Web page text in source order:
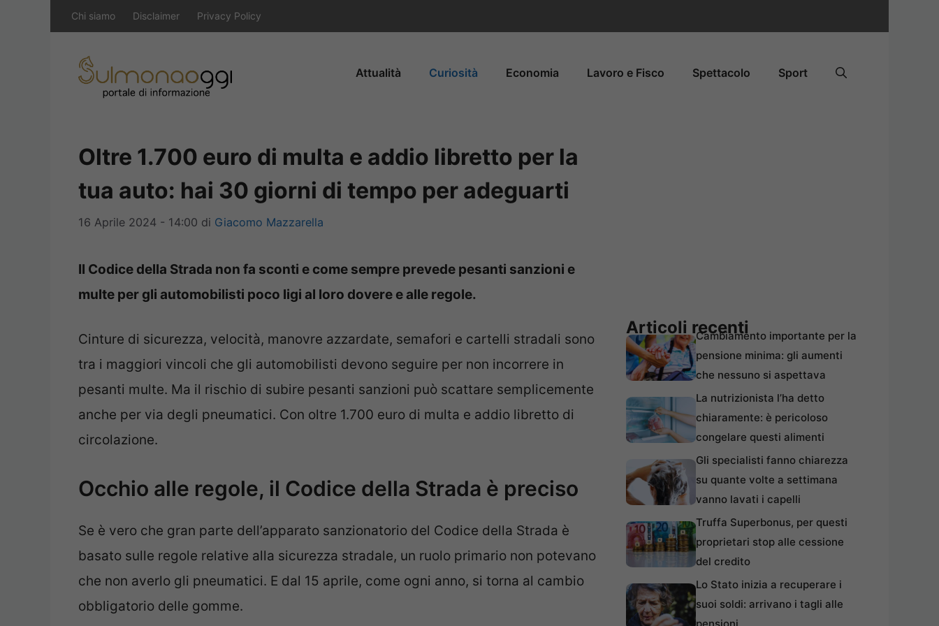
Chi siamo Disclaimer Privacy Policy
Attualità Curiosità Economia Lavoro e Fisco Spettacolo Sport
Oltre 1.700 euro di multa e addio libretto per la
tua auto: hai 30 giorni di tempo per adeguarti
16 Aprile 2024 - 14:00 di Giacomo Mazzarella
Il Codice della Strada non fa sconti e come sempre prevede pesanti sanzioni e
multe per gli automobilisti poco ligi al loro dovere e alle regole.
Cinture di sicurezza, velocità, manovre azzardate, semafori e cartelli stradali sono
tra i maggiori vincoli che gli automobilisti devono seguire per non incorrere in
pesanti multe. Ma il rischio di subire pesanti sanzioni può scattare semplicemente
anche per via degli pneumatici. Con oltre 1.700 euro di multa e addio libretto di
circolazione.
Occhio alle regole, il Codice della Strada è preciso
Se è vero che gran parte dell’apparato sanzionatorio del Codice della Strada è
basato sulle regole relative alla sicurezza stradale, un ruolo primario non potevano
che non averlo gli pneumatici. E dal 15 aprile, come ogni anno, si torna al cambio
obbligatorio delle gomme.
Articoli recentiCambiamento importante per la
pensione minima: gli aumenti
che nessuno si aspettava
La nutrizionista l’ha detto
chiaramente: è pericoloso
congelare questi alimenti
Gli specialisti fanno chiarezza
su quante volte a settimana
vanno lavati i capelli
Truffa Superbonus, per questi
proprietari stop alle cessione
del credito
Lo Stato inizia a recuperare i
suoi soldi: arrivano i tagli alle